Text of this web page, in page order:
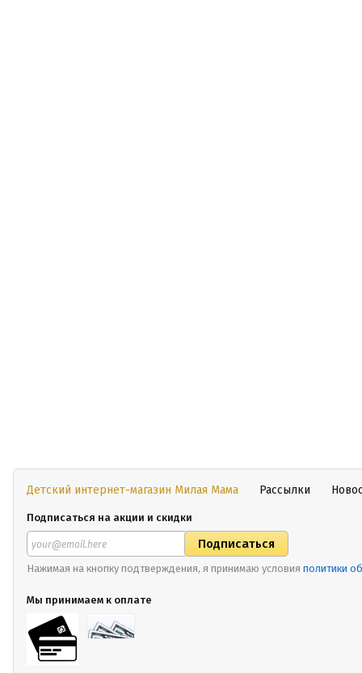
Детский интернет-магазин Милая Мама Рассылки
Подписаться на акции и скидки
Нажимая на кнопку подтверждения, я принимаю условия политики
Мы принимаем к оплате